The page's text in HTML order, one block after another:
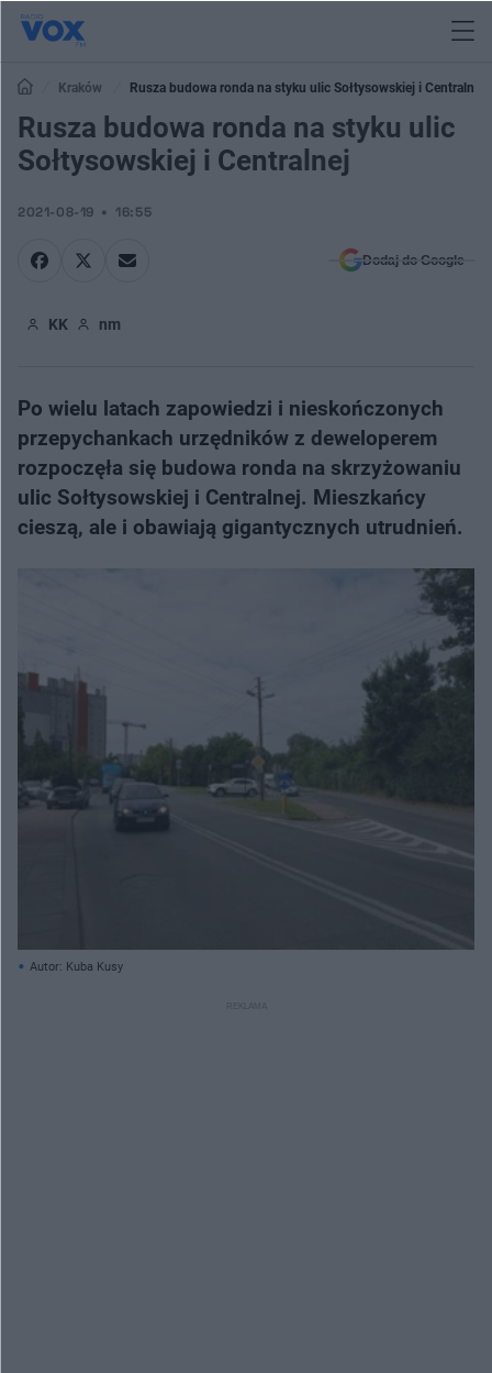
Kraków Rusza budowa ronda na styku ulic Sołtysowskiej i Centralnej
Rusza budowa ronda na styku ulic
Sołtysowskiej i Centralnej
2021-08-19 16:55
Dodaj do Google
KK nm
Po wielu latach zapowiedzi i nieskończonych
przepychankach urzędników z deweloperem
rozpoczęła się budowa ronda na skrzyżowaniu
ulic Sołtysowskiej i Centralnej. Mieszkańcy
cieszą, ale i obawiają gigantycznych utrudnień.
Autor: Kuba Kusy